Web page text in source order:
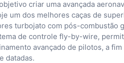
criar uma avançada
um dos melhores caças de
turbojato com pós-combustão
de controle fly-by-wire,
avançado de pilotos, a
datadas.